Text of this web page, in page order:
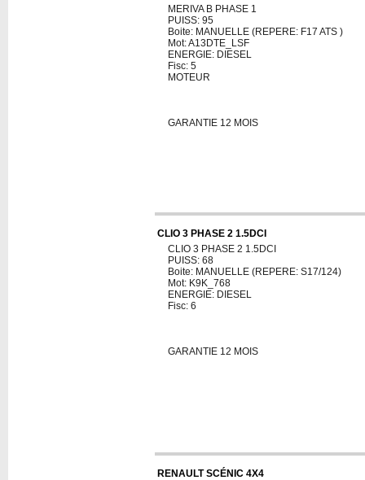
MERIVA B PHASE 1
PUISS: 95
Boite: MANUELLE (REPERE: F17 ATS )
Mot: A13DTE_LSF
ENERGIE: DIESEL
Fisc: 5
MOTEUR
GARANTIE 12 MOIS
CLIO 3 PHASE 2 1.5DCI
CLIO 3 PHASE 2 1.5DCI
PUISS: 68
Boite: MANUELLE (REPERE: S17/124)
Mot: K9K_768
ENERGIE: DIESEL
Fisc: 6
GARANTIE 12 MOIS
RENAULT SCÉNIC 4X4